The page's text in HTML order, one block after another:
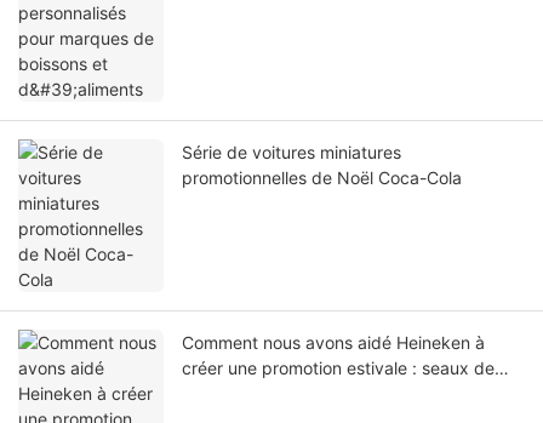
Série de voitures miniatures
promotionnelles de Noël Coca-Cola
Comment nous avons aidé Heineken à
créer une promotion estivale : seaux de